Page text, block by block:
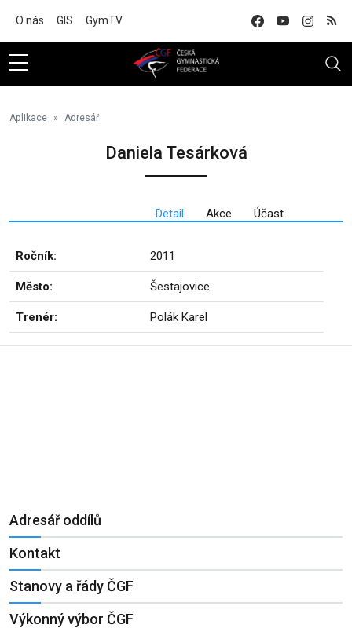
O nás GIS GymTV
Aplikace Adresář
Daniela Tesárková
Detail Akce Účast
Ročník: 2011
Město: Šestajovice
Trenér: Polák Karel
Adresář oddílů
Kontakt
Stanovy a řády ČGF
Výkonný výbor ČGF